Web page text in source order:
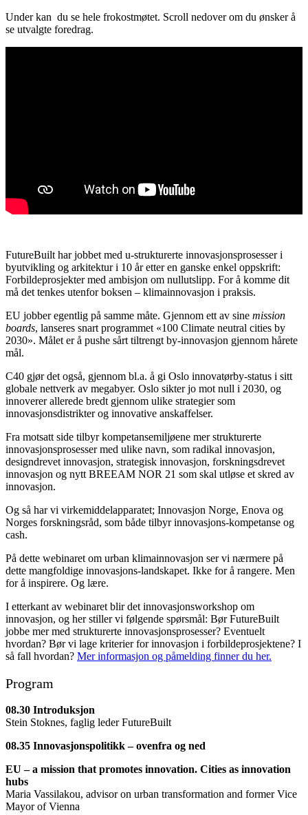
Under kan du se hele frokostmøtet. Scroll nedover om du ønsker å
se utvalgte foredrag.
FutureBuilt har jobbet med u-strukturerte innovasjonsprosesser i
byutvikling og arkitektur i 10 år etter en ganske enkel oppskrift:
Forbildeprosjekter med ambisjon om nullutslipp. For å komme dit
må det tenkes utenfor boksen – klimainnovasjon i praksis.
EU jobber egentlig på samme måte. Gjennom ett av sine mission
boards, lanseres snart programmet «100 Climate neutral cities by
2030». Målet er å pushe sårt tiltrengt by-innovasjon gjennom hårete
mål.
C40 gjør det også, gjennom bl.a. å gi Oslo innovatørby-status i sitt
globale nettverk av megabyer. Oslo sikter jo mot null i 2030, og
innoverer allerede bredt gjennom ulike strategier som
innovasjonsdistrikter og innovative anskaffelser.
Fra motsatt side tilbyr kompetansemiljøene mer strukturerte
innovasjonsprosesser med ulike navn, som radikal innovasjon,
designdrevet innovasjon, strategisk innovasjon, forskningsdrevet
innovasjon og nytt BREEAM NOR 21 som skal utløse et skred av
innovasjon.
Og så har vi virkemiddelapparatet; Innovasjon Norge, Enova og
Norges forskningsråd, som både tilbyr innovasjons-kompetanse og
cash.
På dette webinaret om urban klimainnovasjon ser vi nærmere på
dette mangfoldige innovasjons-landskapet. Ikke for å rangere. Men
for å inspirere. Og lære.
I etterkant av webinaret blir det innovasjonsworkshop om
innovasjon, og her stiller vi følgende spørsmål: Bør FutureBuilt
jobbe mer med strukturerte innovasjonsprosesser? Eventuelt
hvordan? Bør vi lage kriterier for innovasjon i forbildeprosjektene? I
så fall hvordan? Mer informasjon og påmelding finner du her.
Program
08.30 Introduksjon
Stein Stoknes, faglig leder FutureBuilt
08.35 Innovasjonspolitikk – ovenfra og ned
EU – a mission that promotes innovation. Cities as innovation
hubs
Maria Vassilakou, advisor on urban transformation and former Vice
Mayor of Vienna